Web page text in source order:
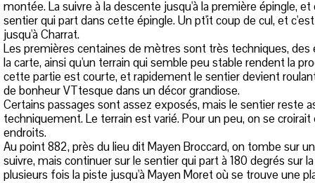
montée. La suivre à la descente jusqu'à la première épingle,
sentier qui part dans cette épingle. Un pt'it coup de cul, et
jusqu'à Charrat.
Les premières centaines de mètres sont très techniques, des
la carte, ainsi qu'un terrain qui semble peu stable rendent la
cette partie est courte, et rapidement le sentier devient
de bonheur VTtesque dans un décor grandiose.
Certains passages sont assez exposés, mais le sentier reste
techniquement. Le terrain est varié. Pour un peu, on se
endroits.
Au point 882, près du lieu dit Mayen Broccard, on tombe sur
suivre, mais continuer sur le sentier qui part à 180 degrés sur
plusieurs fois la piste jusqu'à Mayen Moret où se trouve une